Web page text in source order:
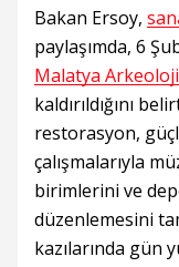
Bakan Ersoy,
paylaşımda, 6
Malatya
kaldırıldığını
restorasyon,
çalışmalarıyla
birimlerini ve
düzenlemesini
kazılarında gün